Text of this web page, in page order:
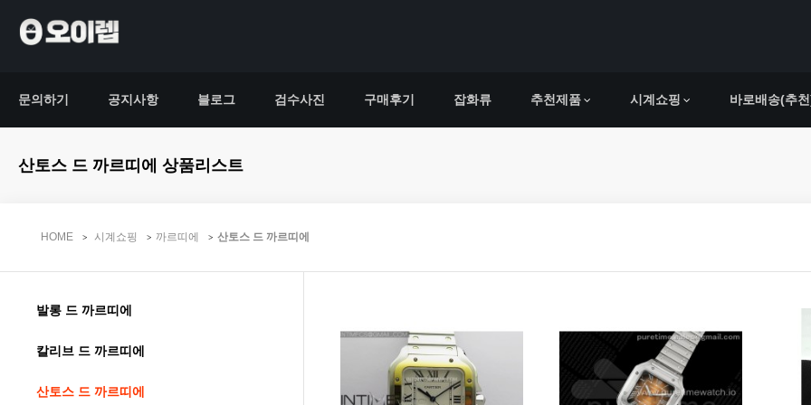
문의하기 공지사항 블로그 검수사진 구매후기 잡화류 추천제품 시계쇼핑 바로배송(추
산토스 드 까르띠에 상품리스트
HOME 시계쇼핑 까르띠에 산토스 드 까르띠에
발롱 드 까르띠에
칼리브 드 까르띠에
산토스 드 까르띠에